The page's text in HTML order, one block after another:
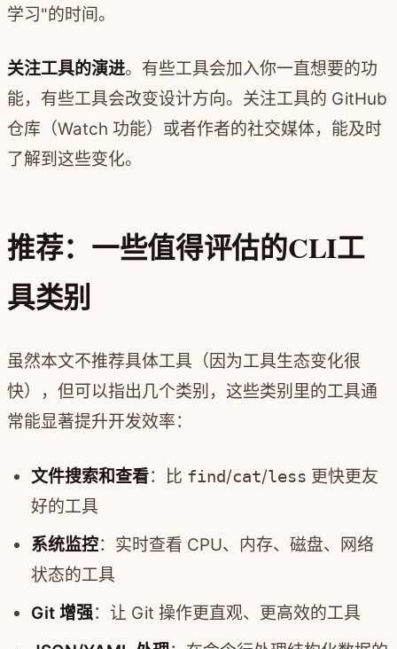
学习"的时间。
关注工具的演进。有些工具会加入你一直想要的功
能，有些工具会改变设计方向。关注工具的 GitHub
仓库（Watch 功能）或者作者的社交媒体，能及时
了解到这些变化。
推荐：一些值得评估的CLI工
具类别
虽然本文不推荐具体工具（因为工具生态变化很
快），但可以指出几个类别，这些类别里的工具通
常能显著提升开发效率：
文件搜索和查看：比 find/cat/less 更快更友
好的工具
系统监控：实时查看 CPU、内存、磁盘、网络
状态的工具
Git 增强：让 Git 操作更直观、更高效的工具